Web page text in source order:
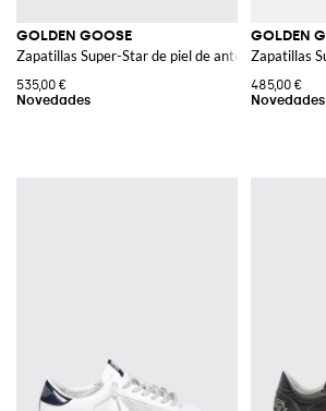
GOLDEN GOOSE
Zapatillas Super-Star de piel de ante con efecto
535,00 €
GOLDEN
Zapatillas
485,00 €